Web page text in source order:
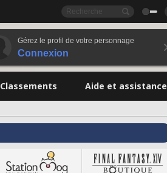
Gérez le profil de votre personnage
Connexion
Classements Aide et assistance